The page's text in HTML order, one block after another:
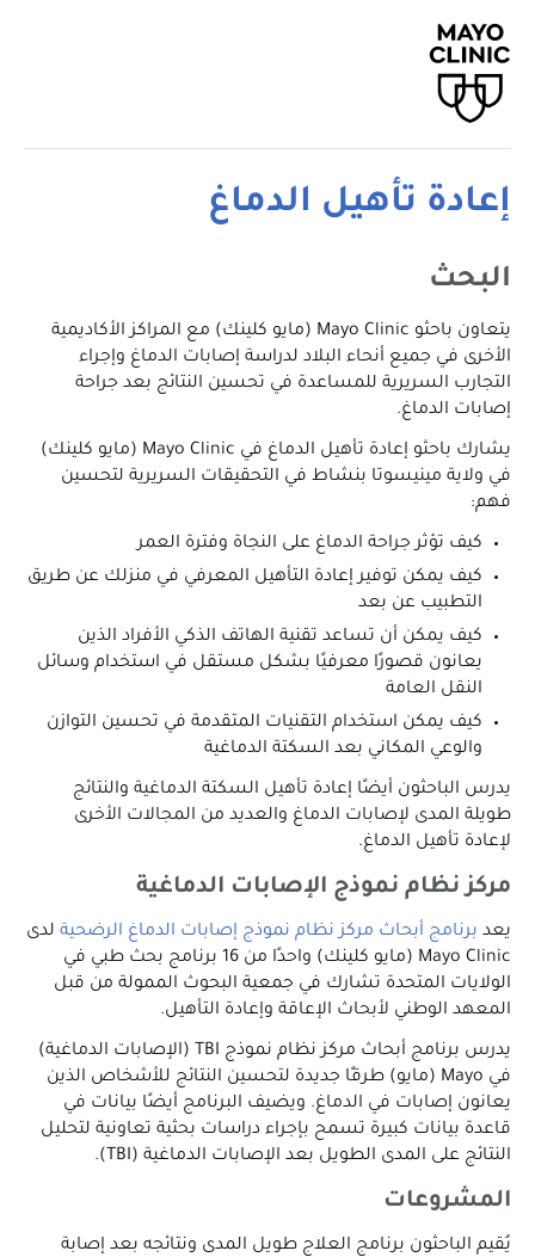
إعادة تأهيل الدماغ
البحث
يتعاون باحثو Mayo Clinic (مايو كلينك) مع المراكز الأكاديمية
الأخرى في جميع أنحاء البلاد لدراسة إصابات الدماغ وإجراء
التجارب السريرية للمساعدة في تحسين النتائج بعد جراحة
إصابات الدماغ.
يشارك باحثو إعادة تأهيل الدماغ في Mayo Clinic (مايو كلينك)
في ولاية مينيسوتا بنشاط في التحقيقات السريرية لتحسين
فهم:
كيف تؤثر جراحة الدماغ على النجاة وفترة العمر
كيف يمكن توفير إعادة التأهيل المعرفي في منزلك عن طريق
التطبيب عن بعد
كيف يمكن أن تساعد تقنية الهاتف الذكي الأفراد الذين
يعانون قصورًا معرفيًا بشكل مستقل في استخدام وسائل
النقل العامة
كيف يمكن استخدام التقنيات المتقدمة في تحسين التوازن
والوعي المكاني بعد السكتة الدماغية
يدرس الباحثون أيضًا إعادة تأهيل السكتة الدماغية والنتائج
طويلة المدى لإصابات الدماغ والعديد من المجالات الأخرى
لإعادة تأهيل الدماغ.
مركز نظام نموذج الإصابات الدماغية
يعد برنامج أبحاث مركز نظام نموذج إصابات الدماغ الرضحية لدى
Mayo Clinic (مايو كلينك) واحدًا من 16 برنامج بحث طبي في
الولايات المتحدة تشارك في جمعية البحوث الممولة من قبل
المعهد الوطني لأبحاث الإعاقة وإعادة التأهيل.
يدرس برنامج أبحاث مركز نظام نموذج TBI (الإصابات الدماغية)
في Mayo (مايو) طرقًا جديدة لتحسين النتائج للأشخاص الذين
يعانون إصابات في الدماغ. ويضيف البرنامج أيضًا بيانات في
قاعدة بيانات كبيرة تسمح بإجراء دراسات بحثية تعاونية لتحليل
النتائج على المدى الطويل بعد الإصابات الدماغية (TBI).
المشروعات
يُقيم الباحثون برنامج العلاج طويل المدى ونتائجه بعد إصابة